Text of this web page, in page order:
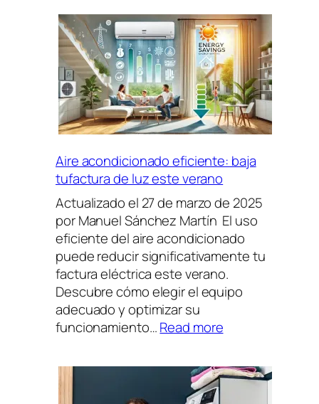
a
reparar:
cómo
algunas
marcas
están
dando
pasos
que
repares
tus
dispositivos
tú
mismo
Aire acondicionado eficiente: baja
tufactura de luz este verano
Actualizado el 27 de marzo de 2025
por Manuel Sánchez Martín El uso
eficiente del aire acondicionado
puede reducir significativamente tu
factura eléctrica este verano.
Descubre cómo elegir el equipo
adecuado y optimizar su
funcionamiento…Read more:
acondicionado
eficiente: